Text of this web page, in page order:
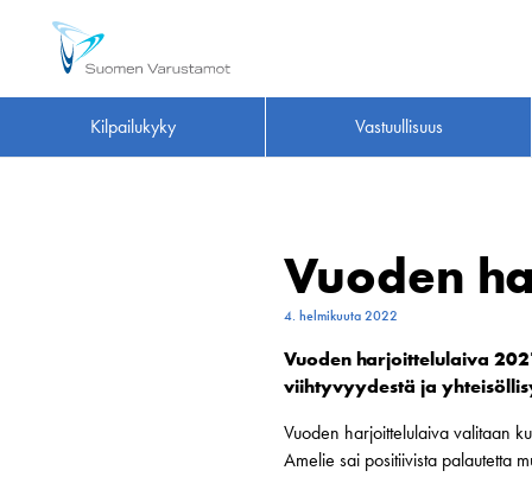
Kilpailukyky Vastuullisuus
Vuoden
4. helmikuuta 2022
Vuoden harjoittelulaiva
viihtyvyydestä ja
Vuoden harjoittelulaiva valitaan
Amelie sai positiivista palautetta